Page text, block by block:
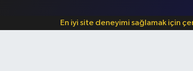
En iyi site deneyimi sağlamak için